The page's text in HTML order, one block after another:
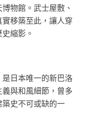
物館。武士屋敷、
移築至此，讓人穿
縮影。
是日本唯一的新巴洛
與和風細節，曾多
史不可或缺的一